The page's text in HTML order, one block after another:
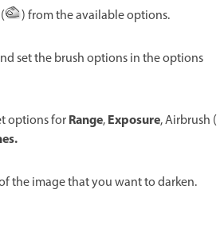
) from the available options.
set the brush options in the options
options forRange,Exposure, Airbrush (
the image that you want to darken.